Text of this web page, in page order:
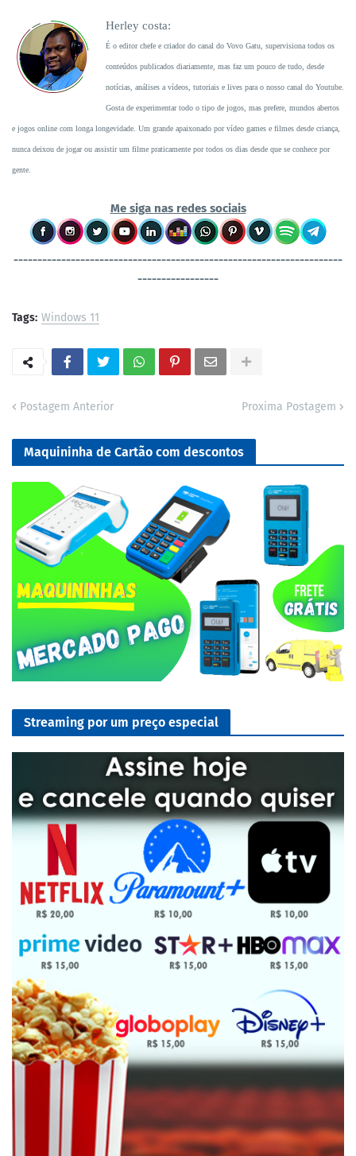
Herley costa:
É o editor chefe e criador do canal do Vovo Gatu, supervisiona todos os
conteúdos publicados diariamente, mas faz um pouco de tudo, desde
notícias, análises a vídeos, tutoriais e lives para o nosso canal do Youtube.
Gosta de experimentar todo o tipo de jogos, mas prefere, mundos abertos
e jogos online com longa longevidade. Um grande apaixonado por vídeo games e filmes desde criança,
nunca deixou de jogar ou assistir um filme praticamente por todos os dias desde que se conhece por
gente.
Me siga nas redes sociais
---------------------------------------------------------------------
-----------------
Tags: Windows 11
Postagem Anterior Proxima Postagem
Maquininha de Cartão com descontos
Streaming por um preço especial